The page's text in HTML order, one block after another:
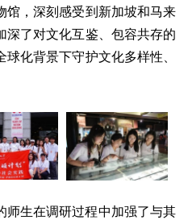
馆，深刻感受到新加坡和马来
深了对文化互鉴、包容共存的
化背景下守护文化多样性、
师生在调研过程中加强了与其